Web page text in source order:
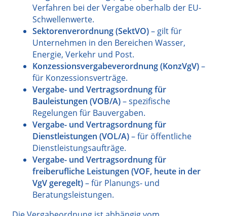
Verfahren bei der Vergabe oberhalb der EU-
Schwellenwerte.
Sektorenverordnung (SektVO)– gilt für
Unternehmen in den Bereichen Wasser,
Energie, Verkehr und Post.
Konzessionsvergabeverordnung (KonzVgV)–
für Konzessionsverträge.
Vergabe- und Vertragsordnung für
Bauleistungen (VOB/A)– spezifische
Regelungen für Bauvergaben.
Vergabe- und Vertragsordnung für
Dienstleistungen (VOL/A)– für öffentliche
Dienstleistungsaufträge.
Vergabe- und Vertragsordnung für
freiberufliche Leistungen (VOF, heute in der
VgV geregelt)– für Planungs- und
Beratungsleistungen.